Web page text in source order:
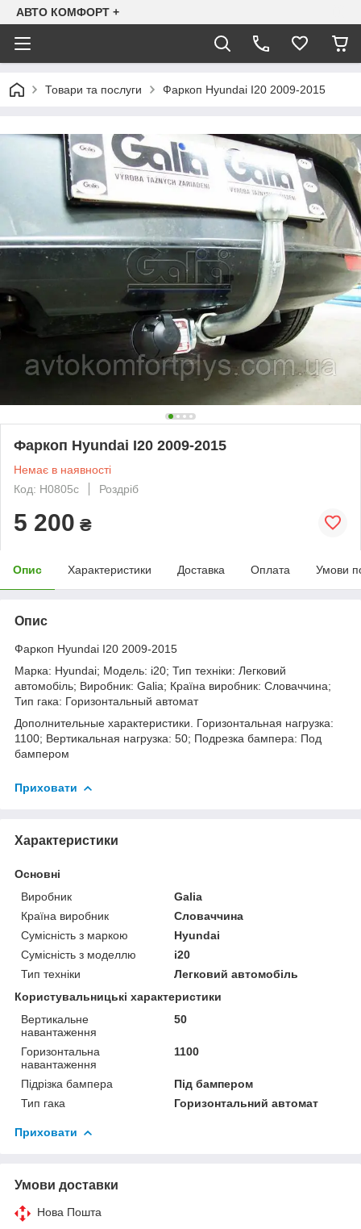
АВТО КОМФОРТ +
Товари та послуги Фаркоп Hyundai I20 2009-2015
Фаркоп Hyundai I20 2009-2015
Немає в наявності
Код: H0805c
Роздріб
5 200 ₴
Опис Характеристики Доставка Оплата Умови
Опис
Фаркоп Hyundai I20 2009-2015
Марка: Hyundai; Модель: i20; Тип техніки: Легковий
автомобіль; Виробник: Galia; Країна виробник: Словаччина;
Тип гака: Горизонтальный автомат
Дополнительные характеристики. Горизонтальная нагрузка:
1100; Вертикальная нагрузка: 50; Подрезка бампера: Под
бампером
Приховати
Характеристики
Основні
Виробник
Galia
Країна виробник
Словаччина
Сумісність з маркою
Hyundai
Сумісність з моделлю
i20
Тип техніки
Легковий автомобіль
Користувальницькі характеристики
Вертикальне
навантаження
50
Горизонтальна
навантаження
1100
Підрізка бампера
Під бампером
Тип гака
Горизонтальний автомат
Приховати
Умови доставки
Нова Пошта